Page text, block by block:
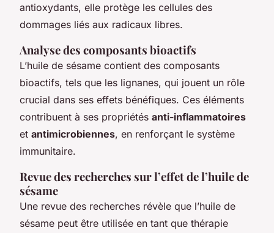
antioxydants, elle protège les cellules des
dommages liés aux radicaux libres.
Analyse des composants bioactifs
L’huile de sésame contient des composants
bioactifs, tels que les lignanes, qui jouent un rôle
crucial dans ses effets bénéfiques. Ces éléments
contribuent à ses propriétés anti-inflammatoires
et antimicrobiennes, en renforçant le système
immunitaire.
Revue des recherches sur l’effet de l’huile de
sésame
Une revue des recherches révèle que l’huile de
sésame peut être utilisée en tant que thérapie